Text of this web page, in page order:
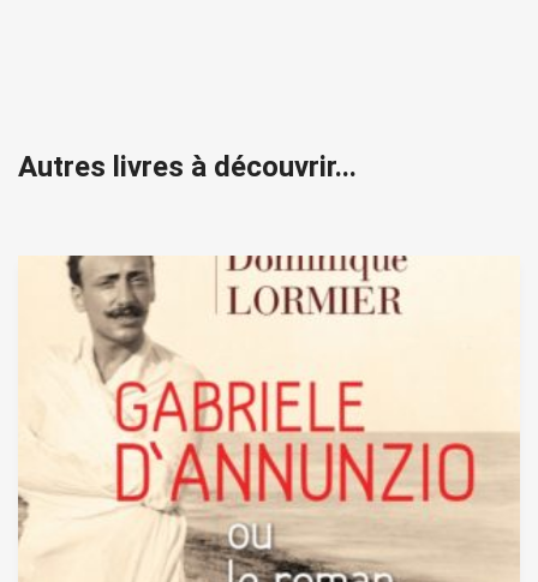
Autres livres à découvrir...